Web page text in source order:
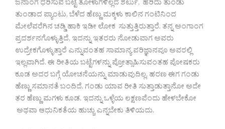
ಜನಾಂಗ ಧರಿಸುವ ಬಟ್ಟೆ ತೋಳುಗಳಿಲ್ಲದ ಶರ್ಟು, ಹರಿದು ತುಂಡು
ತುಂಡಾದ ಪ್ಯಾಂಟು, ಬೆಳೆದ ಹೆಣ್ಣು ಮಕ್ಕಳು ಕಾಲಿನ ಗಂಟಿನಿಂದ
ಮೇಲೆವರೆಗಿನ ಚಡ್ಡಿ ಹಾಕಿ ಇಡೀ ಲೋಕ ಸುತ್ತುತ್ತಿರುತ್ತಾರೆ. ತನ್ನ ಅಂಗಾಂಗ
ಪ್ರದರ್ಶನಗೊಳ್ಳುತ್ತಿದೆ, ಇದನ್ನು ಇತರರು ನೋಡುವಾಗ ಅವರು
ಉದ್ರೇಕಗೊಳ್ಳುತ್ತಾರೆ ಎನ್ನುವಂತಹ ಸಾಮಾನ್ಯ ಪರಿಜ್ಞಾನವೂ ಅವರಲ್ಲಿ
ಇಲ್ಲವಾಗಿದೆ. ಈ ರೀತಿಯ ಬಟ್ಟೆಗಳನ್ನು ಪ್ರೋತ್ಸಾಹಿಸುವಂತಹ ಪೋಷಕರು
ಕೂಡ ಅದರ ಬಗ್ಗೆ ಯೋಚನೆಯನ್ನು ಮಾಡುವುದಿಲ್ಲ. ಹರಣ ಈಗ ಗಂಡು
ಹೆಣ್ಣು ಸಮಾನತೆ ಬಂದಿದೆ. ಗಂಡು ಯಾವ ರೀತಿ ಸುತ್ತಾಡುತ್ತಾನೋ ಅದೇ
ತರ ಹೆಣ್ಣು ಮಗಳು ಕೂಡ. ಇದನ್ನು ಒಳ್ಳೆಯ ಲಕ್ಷಣವೆಂದು ಹೇಳಬೇಕೋ
ಅಥವಾ ಆಧುನಿಕತೆಯ ಹುಚ್ಚು ಎನ್ನಬೇಕು ತಿಳಿಯದು.